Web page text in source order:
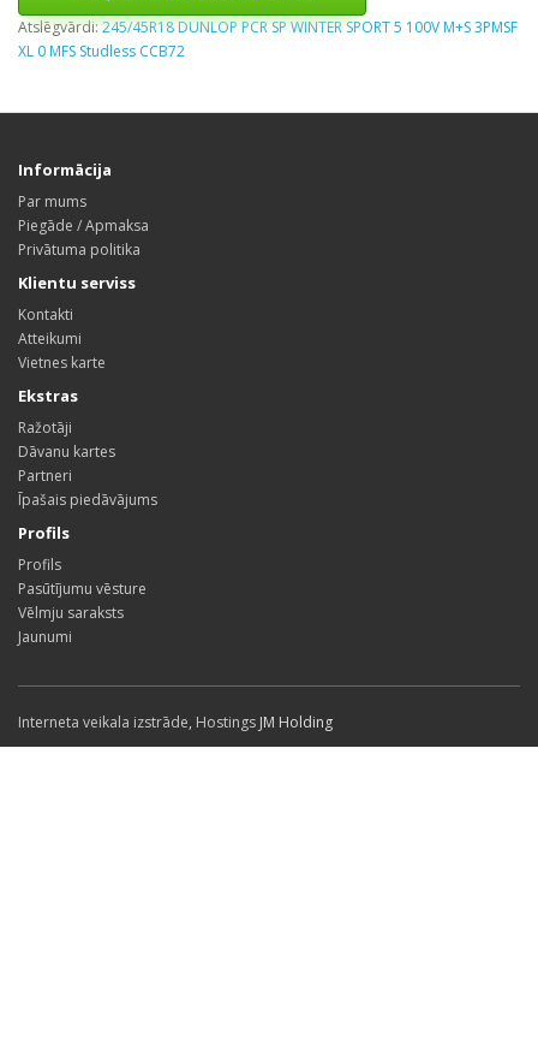
Atslēgvārdi:245/45R18 DUNLOP PCR SP WINTER SPORT 5 100V M+S 3PMSF
XL 0 MFS Studless CCB72
Informācija
Par mums
Piegāde / Apmaksa
Privātuma politika
Klientu serviss
Kontakti
Atteikumi
Vietnes karte
Ekstras
Ražotāji
Dāvanu kartes
Partneri
Īpašais piedāvājums
Profils
Profils
Pasūtījumu vēsture
Vēlmju saraksts
Jaunumi
Interneta veikala izstrāde, Hostings JM Holding